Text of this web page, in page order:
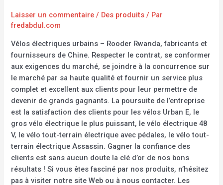
Laisser un commentaire / Des produits / Par
fredabdul.com
Vélos électriques urbains – Rooder Rwanda, fabricants et
fournisseurs de Chine. Respecter le contrat, se conformer
aux exigences du marché, se joindre à la concurrence sur
le marché par sa haute qualité et fournir un service plus
complet et excellent aux clients pour leur permettre de
devenir de grands gagnants. La poursuite de l’entreprise
est la satisfaction des clients pour les vélos Urban E, le
gros vélo électrique le plus puissant, le vélo électrique 48
V, le vélo tout-terrain électrique avec pédales, le vélo tout-
terrain électrique Assassin. Gagner la confiance des
clients est sans aucun doute la clé d’or de nos bons
résultats ! Si vous êtes fasciné par nos produits, n’hésitez
pas à visiter notre site Web ou à nous contacter. Les